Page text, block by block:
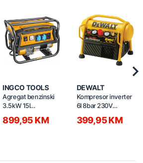
INGCO TOOLS
Agregat benzinski
3.5kW 15l
899,95 KM
DEWALT
Kompresor inverter
6l 8bar 230V
399,95 KM